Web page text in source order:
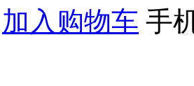
加入购物车 手